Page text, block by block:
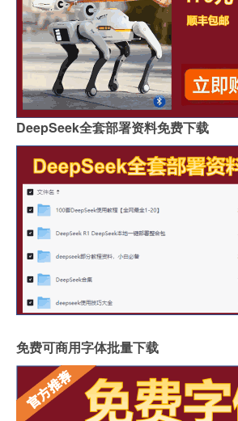
DeepSeek全套部署资料免费下载
免费可商用字体批量下载